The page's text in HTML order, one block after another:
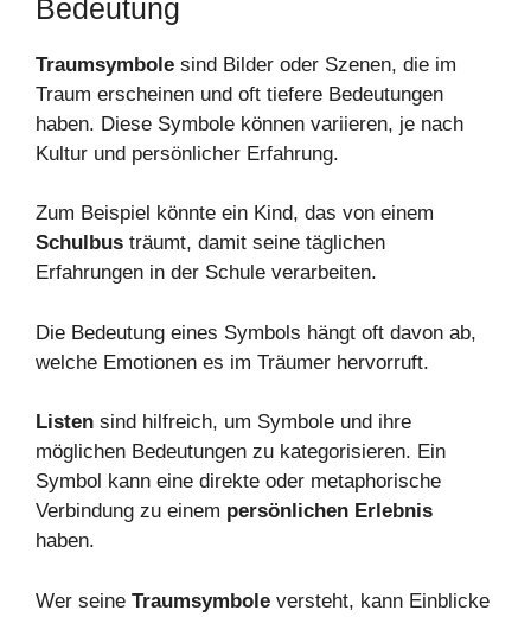
Bedeutung
Traumsymbole sind Bilder oder Szenen, die im
Traum erscheinen und oft tiefere Bedeutungen
haben. Diese Symbole können variieren, je nach
Kultur und persönlicher Erfahrung.
Zum Beispiel könnte ein Kind, das von einem
Schulbus träumt, damit seine täglichen
Erfahrungen in der Schule verarbeiten.
Die Bedeutung eines Symbols hängt oft davon ab,
welche Emotionen es im Träumer hervorruft.
Listen sind hilfreich, um Symbole und ihre
möglichen Bedeutungen zu kategorisieren. Ein
Symbol kann eine direkte oder metaphorische
Verbindung zu einem persönlichen Erlebnis
haben.
Wer seine Traumsymbole versteht, kann Einblicke